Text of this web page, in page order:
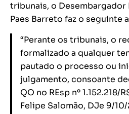
tribunais, o Desembargador
Paes Barreto faz o seguinte
“Perante os tribunais, o
formalizado a qualquer
pautado o processo ou
julgamento, consoante
QO no REsp nº 1.152.218/
Felipe Salomão, DJe 9/